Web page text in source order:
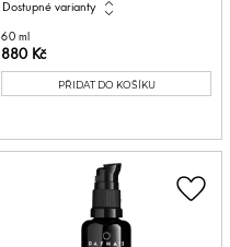
Dostupné varianty expand_all
60 ml
880 Kč
PŘIDAT DO KOŠÍKU
favorite_border